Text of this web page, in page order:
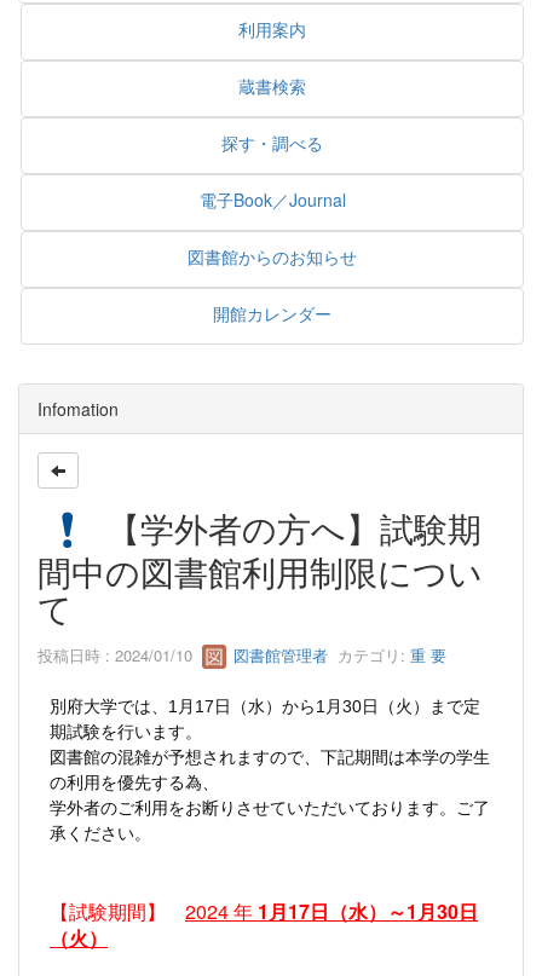
利用案内
蔵書検索
探す・調べる
電子Book／Journal
図書館からのお知らせ
開館カレンダー
Infomation
【学外者の方へ】試験期
間中の図書館利用制限につい
て
投稿日時 : 2024/01/10 図書館管理者 カテゴリ: 重 要
別府大学では、1月17日（水）から1月30日（火）まで定
期試験を行います。
図書館の混雑が予想されますので、下記期間は本学の学生
の利用を優先する為、
学外者のご利用をお断りさせていただいております。ご了
承ください。
【試験期間】 2024 年 1 月17日（水）～1月30日
（火）